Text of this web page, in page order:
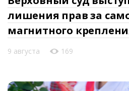
лишения прав за
магнитного
9 августа 169